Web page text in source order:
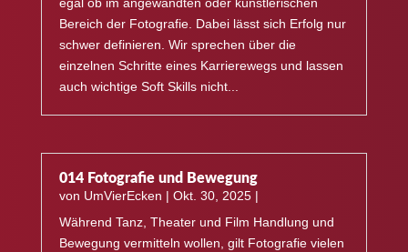
egal ob im angewandten oder künstlerischen
Bereich der Fotografie. Dabei lässt sich Erfolg nur
schwer definieren. Wir sprechen über die
einzelnen Schritte eines Karrierewegs und lassen
auch wichtige Soft Skills nicht...
014 Fotografie und Bewegung
von UmVierEcken | Okt. 30, 2025|
Während Tanz, Theater und Film Handlung und
Bewegung vermitteln wollen, gilt Fotografie vielen